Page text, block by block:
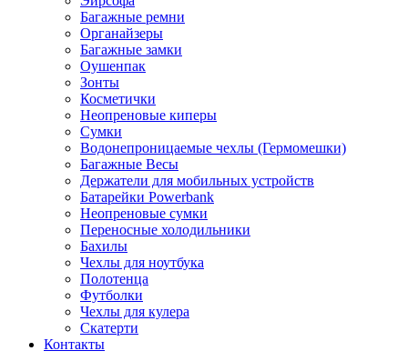
Багажные ремни
Органайзеры
Багажные замки
Оушенпак
Зонты
Косметички
Неопреновые киперы
Сумки
Водонепроницаемые чехлы (Гермомешки)
Багажные Весы
Держатели для мобильных устройств
Батарейки Powerbank
Неопреновые сумки
Переносные холодильники
Бахилы
Чехлы для ноутбука
Полотенца
Футболки
Чехлы для кулера
Скатерти
Контакты